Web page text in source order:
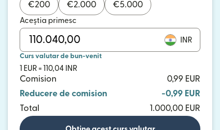
€200 €2.000 €5.000
Aceștia primesc
INR
Curs valutar de bun-venit
1 EUR = 110,04 INR
Comision
0,99 EUR
Reducere de comision
-0,99 EUR
Total
1.000,00 EUR